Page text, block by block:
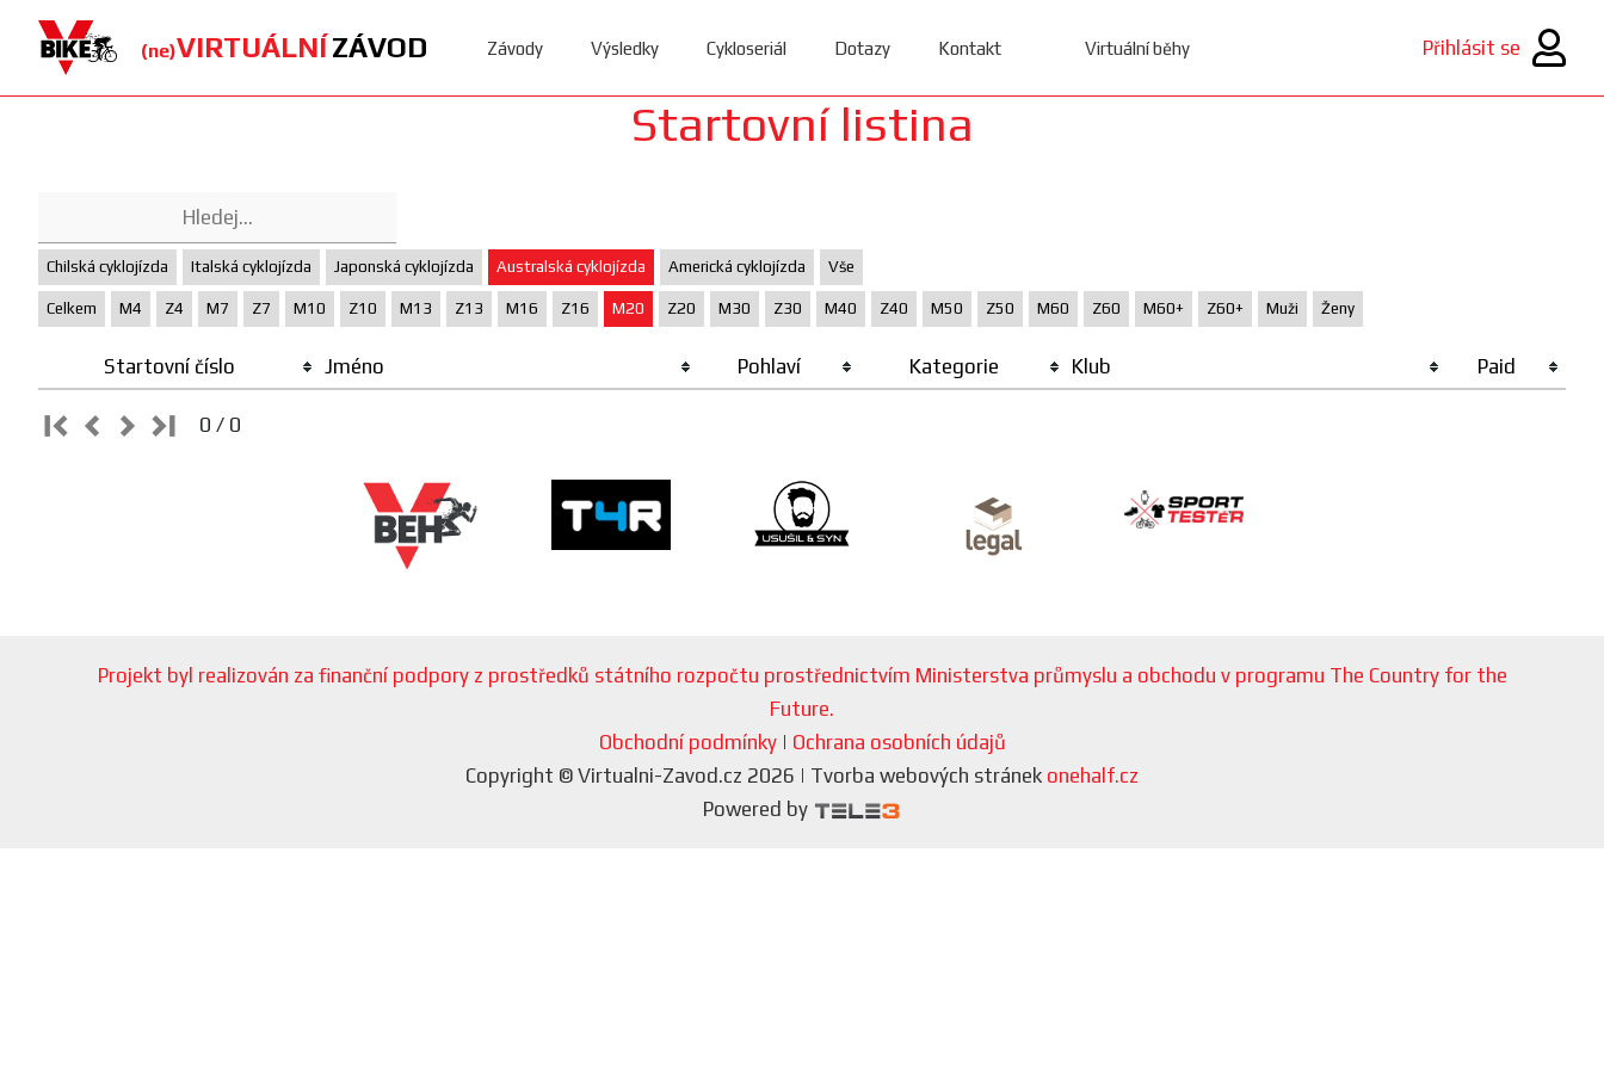
(ne)VIRTUÁLNÍ ZÁVOD Závody Výsledky Cykloseriál Dotazy Kontakt Virtuální běhy Přihlásit se
Startovní listina
Chilská cyklojízda Italská cyklojízda Japonská cyklojízda Australská cyklojízda Americká cyklojízda Vše
Celkem M4 Z4 M7 Z7 M10 Z10 M13 Z13 M16 Z16 M20 Z20 M30 Z30 M40 Z40 M50 Z50 M60 Z60 M60+ Z60+ Muži Ženy
Startovní číslo Jméno Pohlaví Kategorie Klub Paid
0 / 0
Projekt byl realizován za finanční podpory z prostředků státního rozpočtu prostřednictvím Ministerstva průmyslu a obchodu v programu The Country for the
Future.
Obchodní podmínky| Ochrana osobních údajů
Copyright © Virtualni-Zavod.cz 2026 | Tvorba webových stránek onehalf.cz
Powered by